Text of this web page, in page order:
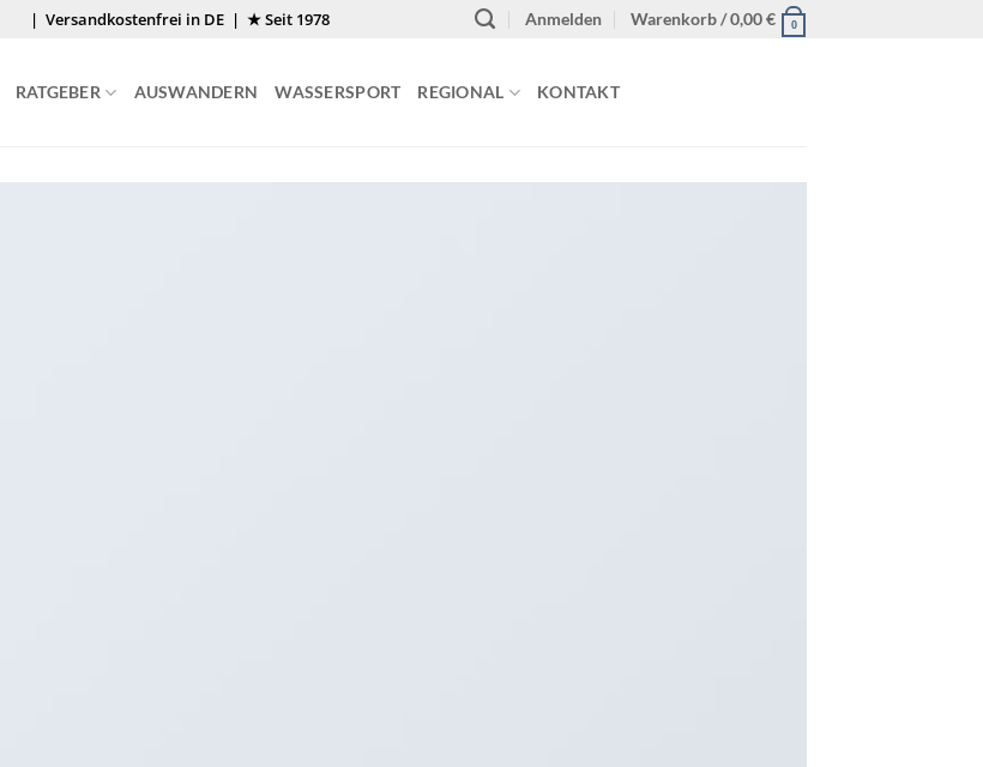
| Versandkostenfrei in DE | ★ Seit 1978 Anmelden Warenkorb /0,00€ 0
RATGEBER AUSWANDERN WASSERSPORT REGIONAL KONTAKT